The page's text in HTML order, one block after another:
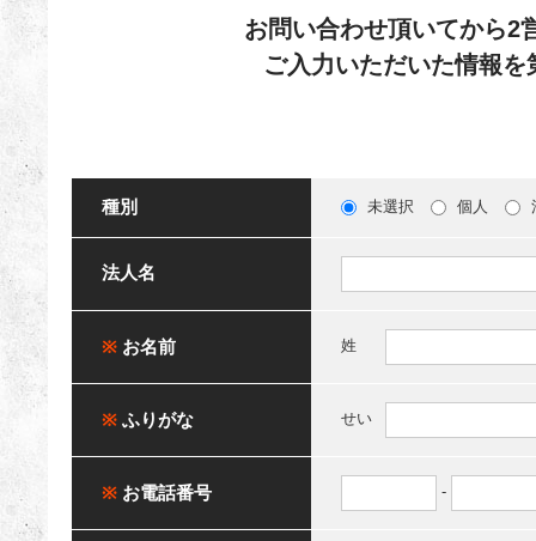
お問い合わせ頂いてから2
ご入力いただいた情報
種別 未選択 個人
法人名
※ お名前 姓
※ ふりがな せい
※ お電話番号 -